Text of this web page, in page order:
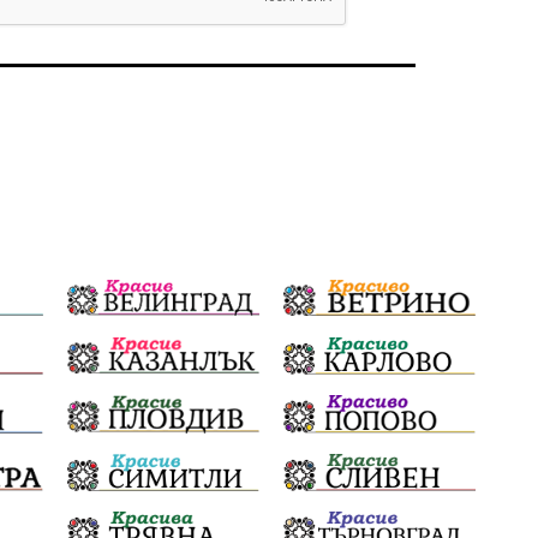
производство Добро дело
Апостол Апостолов
домашно насилие фолклор
безопасност ГДБОП Проверки